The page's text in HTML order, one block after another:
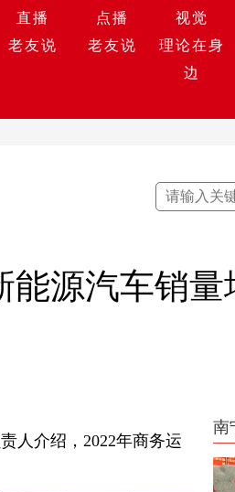
直播 点播 视觉
老友说 老友说
理论在身
边
源汽车销量
人介绍，2022年商务运
南